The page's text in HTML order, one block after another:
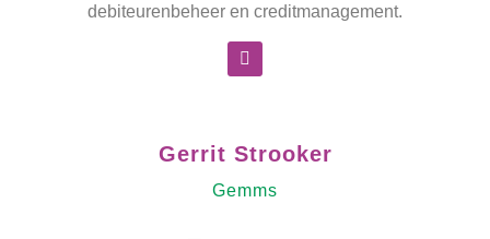
debiteurenbeheer en creditmanagement.
Gerrit Strooker
Gemms